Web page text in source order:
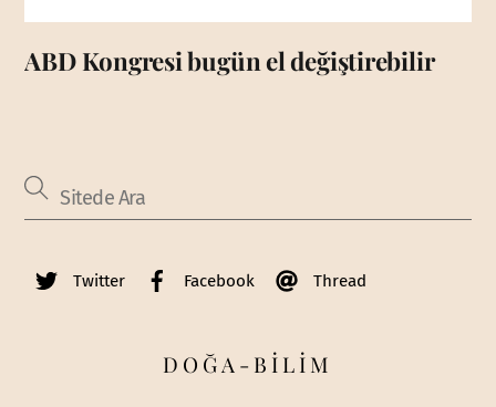
ABD Kongresi bugün el değiştirebilir
Twitter Facebook Thread
DOĞA-BİLİM